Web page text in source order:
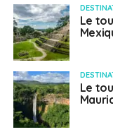
Le
Le